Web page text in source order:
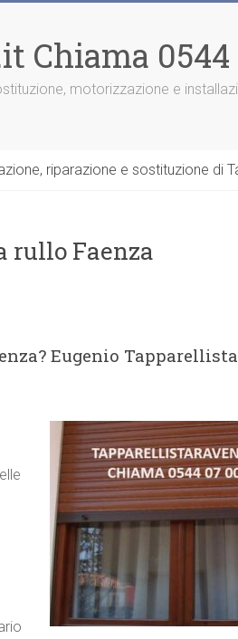
Chiama 0544
motorizzazione e
riparazione e sostituzione di
rullo Faenza
Eugenio Tapparellista